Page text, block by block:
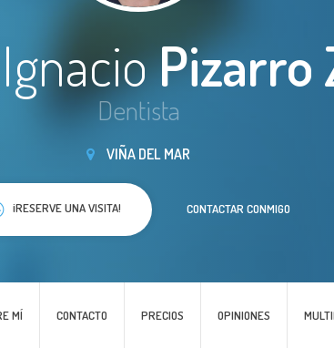
MÍ CONTACTO PRECIOS OPINIONES
Pizarro
Dentista
VIÑA DEL MAR
¡RESERVE UNA VISITA! CONTACTAR CONMIGO